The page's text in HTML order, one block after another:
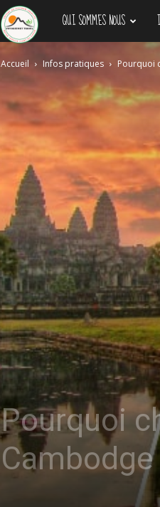
Agence
de
locale
au
Vietnam
QUI SOMMES NOUS
Accueil Infos pratiques Pourquoi
Pourquoi